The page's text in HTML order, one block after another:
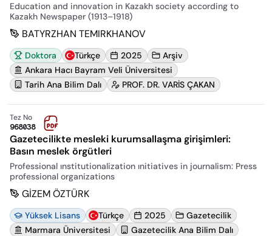
Education and innovation in Kazakh society according to
Kazakh Newspaper (1913–1918)
BATYRZHAN TEMIRKHANOV
Doktora Türkçe 2025
Arşiv
Ankara Hacı Bayram Veli Üniversitesi
Tarih Ana Bilim Dalı
PROF. DR. VARİS ÇAKAN
Tez No
968038
Gazetecilikte mesleki kurumsallaşma girişimleri:
Basın meslek örgütleri
Professional ınstitutionalization ınitiatives in journalism: Press
professional organizations
GİZEM ÖZTÜRK
Yüksek Lisans Türkçe 2025
Gazetecilik
Marmara Üniversitesi
Gazetecilik Ana Bilim Dalı